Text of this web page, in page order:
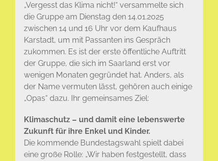
„Vergesst das Klima nicht!“ versammelte sich
die Gruppe am Dienstag den 14.01.2025
zwischen 14 und 16 Uhr vor dem Kaufhaus
Karstadt, um mit Passanten ins Gespräch
zukommen. Es ist der erste öffentliche Auftritt
der Gruppe, die sich im Saarland erst vor
wenigen Monaten gegründet hat. Anders, als
der Name vermuten lässt, gehören auch einige
„Opas“ dazu. Ihr gemeinsames Ziel:
Klimaschutz – und damit eine lebenswerte
Zukunft für ihre Enkel und Kinder.
Die kommende Bundestagswahl spielt dabei
eine große Rolle: „Wir haben festgestellt, dass